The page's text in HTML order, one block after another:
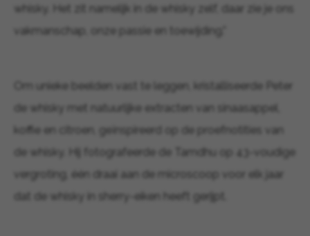
whisky. Het zit namelijk in de whisky zelf, daar zie je ons
vakmanschap, onze passie en toewijding.”
Om unieke beelden vast te leggen, kristalliseerde Peter
de whisky met natuurlijke extracten van sinaasappel,
koffie en citroen, geïnspireerd op de proefnotities van
de whisky. Hij fotografeerde de Tamdhu op 43-voudige
vergroting, één draai aan de microscoop voor elk jaar
dat de whisky in sherry-eiken heeft gerijpt.